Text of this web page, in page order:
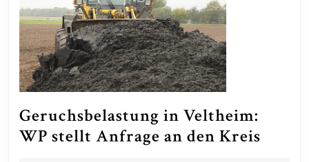
Geruchsbelastung in Veltheim:
WP stellt Anfrage an den Kreis